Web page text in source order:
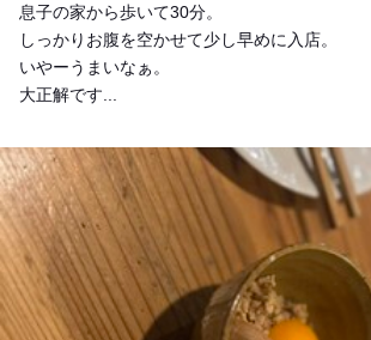
息子の家から歩いて30分。
しっかりお腹を空かせて少し早めに入店。
いやーうまいなぁ。
大正解です...